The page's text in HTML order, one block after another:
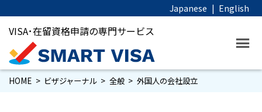
VISA･在留資格申請の専門サービス
Japanese | English
HOME ビザジャーナル 全般 外国人の会社設立